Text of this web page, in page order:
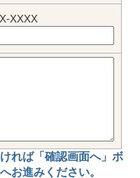
XXXX
れば「確認画面へ」ボ
へお進みください。